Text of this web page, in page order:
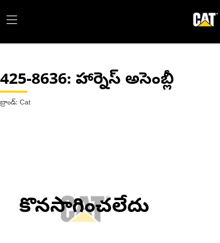
425-8636: హార్నెస్ అసెంబ్లీ
బ్రాండ్: Cat
కొనసాగించలేదు